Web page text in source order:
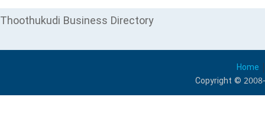
Thoothukudi Business Directory
Home
Copyright ©